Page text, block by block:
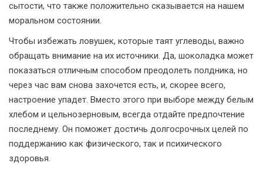
сытости, что также положительно сказывается на нашем
моральном состоянии.
Чтобы избежать ловушек, которые таят углеводы, важно
обращать внимание на их источники. Да, шоколадка может
показаться отличным способом преодолеть полдника, но
через час вам снова захочется есть, и, скорее всего,
настроение упадет. Вместо этого при выборе между белым
хлебом и цельнозерновым, всегда отдайте предпочтение
последнему. Он поможет достичь долгосрочных целей по
поддержанию как физического, так и психического
здоровья.